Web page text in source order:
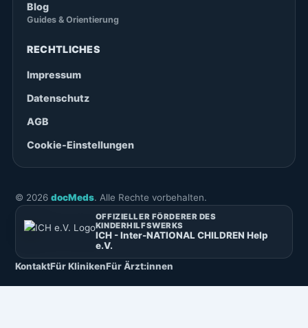
Blog
Guides & Orientierung
RECHTLICHES
Impressum
Datenschutz
AGB
Cookie-Einstellungen
© 2026 docMeds. Alle Rechte vorbehalten.
OFFIZIELLER FÖRDERER DES
KINDERHILFSWERKS
ICH - Inter-NATIONAL CHILDREN Help
e.V.
KontaktFür KlinikenFür Ärzt:innen